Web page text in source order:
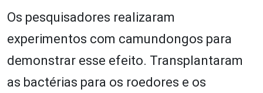
Os pesquisadores realizaram
experimentos com camundongos para
demonstrar esse efeito. Transplantaram
as bactérias para os roedores e os